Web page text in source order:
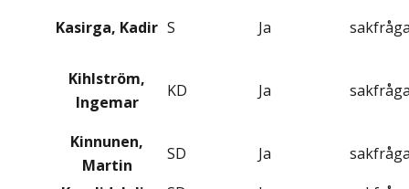
Kasirga, Kadir S Ja
Kihlström,
Ingemar
KD Ja
Kinnunen,
Martin
SD Ja